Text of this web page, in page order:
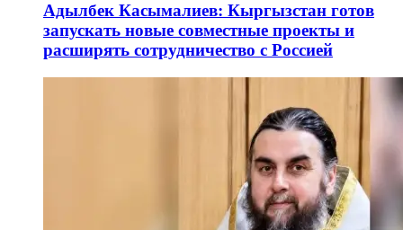
Адылбек Касымалиев: Кыргызстан готов
запускать новые совместные проекты и
расширять сотрудничество с Россией